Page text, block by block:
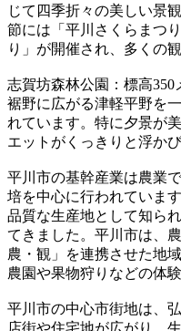
じて四季折々の美しい景
節には「平川さくらまつ
り」が開催され、多くの
志賀坊森林公園：標高
裾野に広がる津軽平野を
れています。特に夕景が
エットがくっきりと浮か
平川市の基幹産業は農業
培を中心に行われていま
品質な生産地として知ら
てきました。平川市は、
農・観」を連携させた地
農園や果物狩りなどの体
平川市の中心市街地は、
店街や住宅地が広がり、